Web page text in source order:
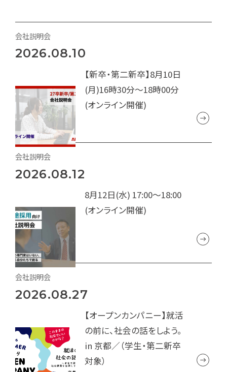
2026.08.10
【新卒・第二新卒】8月10日
(月)16時30分～18時00分
(オンライン開催)
会社説明会
2026.08.12
8月12日(水) 17:00～18:00
(オンライン開催)
会社説明会
2026.08.27
【オープンカンパニー】就活
の前に、社会の話をしよう。
in 京都／（学生・第二新卒
対象）
会社説明会